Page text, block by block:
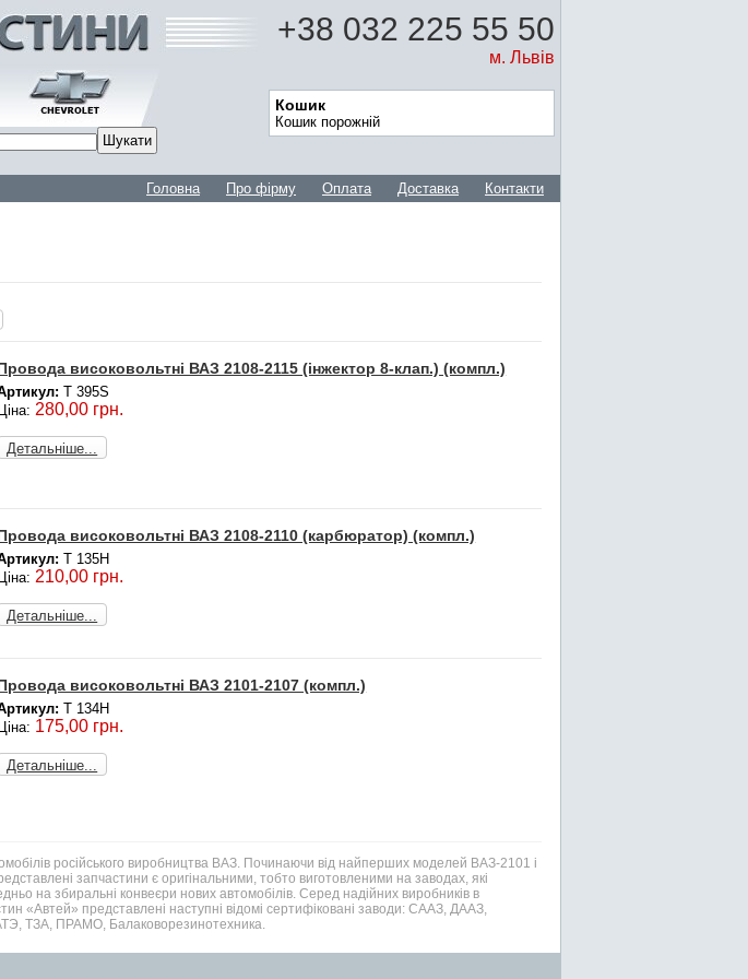
+38 032 225 55 50
м. Львів
Кошик
Кошик порожній
Головна Про фірму Оплата Доставка Контакти
високовольтні ВАЗ 2108-2115 (інжектор 8-клап.) (компл.)
T 395S
Ціна:280,00 грн.
Детальніше...
високовольтні ВАЗ 2108-2110 (карбюратор) (компл.)
T 135H
Ціна:210,00 грн.
Детальніше...
високовольтні ВАЗ 2101-2107 (компл.)
T 134H
Ціна: 175,00 грн.
Детальніше...
російського виробництва ВАЗ. Починаючи від найперших моделей ВАЗ-2101 і
запчастини є оригінальними, тобто виготовленими на заводах, які
на збиральні конвеєри нових автомобілів. Серед надійних виробників в
«Автей» представлені наступні відомі сертифіковані заводи: СААЗ, ДААЗ,
ТЗА, ПРАМО, Балаковорезинотехника.